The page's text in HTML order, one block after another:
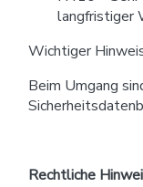
langfristiger
Wichtiger
Beim Umgang
Rechtliche